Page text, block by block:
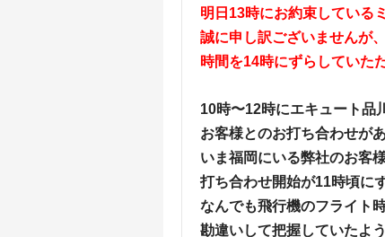
明日13時にお約束している
誠に申し訳ございませんが、
時間を14時にずらしていた
10時〜12時にエキュート品
お客様とのお打ち合わせが
いま福岡にいる弊社のお客
打ち合わせ開始が11時頃に
なんでも飛行機のフライト
勘違いして把握していたよ